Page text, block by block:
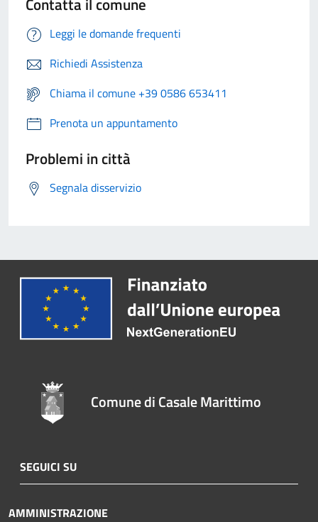
Leggi le domande frequenti
Richiedi Assistenza
Chiama il comune +39 0586 653411
Prenota un appuntamento
Problemi in città
Segnala disservizio
Comune di Casale Marittimo
SEGUICI SU
AMMINISTRAZIONE